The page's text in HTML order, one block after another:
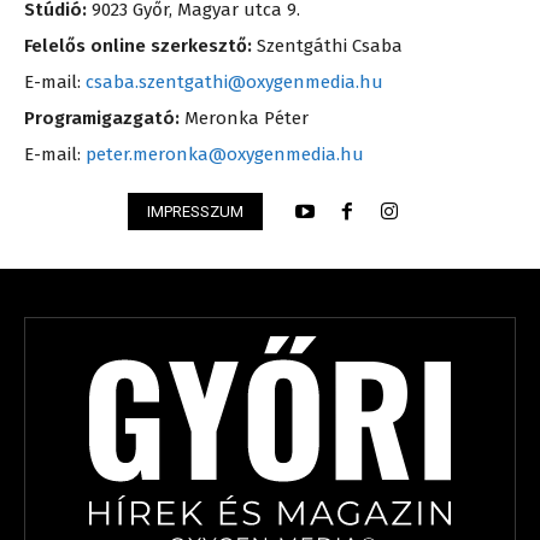
Stúdió: 9023 Győr, Magyar utca 9.
Felelős online szerkesztő: Szentgáthi Csaba
E-mail: csaba.szentgathi@oxygenmedia.hu
Programigazgató: Meronka Péter
E-mail: peter.meronka@oxygenmedia.hu
IMPRESSZUM